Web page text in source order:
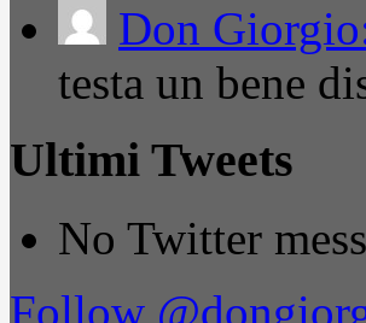
Don
testa un bene
Ultimi Tweets
No Twitter
Follow